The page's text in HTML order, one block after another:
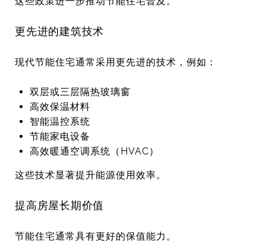
更先进的建筑技术
现代节能住宅通常采用更先进的技术，例如：
双层或三层隔热玻璃窗
高效保温材料
智能温控系统
节能家电设备
高效暖通空调系统（HVAC）
这些技术显著提升能源使用效率。
提高房屋长期价值
节能住宅通常具有更好的保值能力。